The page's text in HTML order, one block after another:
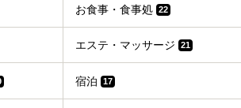
話題のお店が勢ぞろい！
クアイグニス仙台」の魅力を探りにお出かけしてき
お食事・食事処 22
エステ・マッサージ 21
宿泊 17